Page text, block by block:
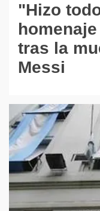
"Hizo
tras la
Messi